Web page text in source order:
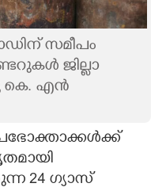
സമീപം
ജില്ലാ
കെ. എൻ
24 ഗ്യാസ്